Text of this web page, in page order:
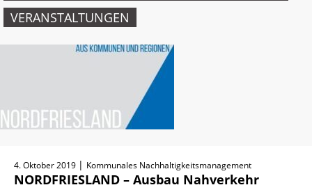
VERANSTALTUNGEN
4. Oktober 2019 | Kommunales Nachhaltigkeitsmanagement
NORDFRIESLAND – Ausbau Nahverkehr